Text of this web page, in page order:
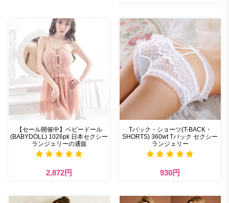
【セール開催中】ベビードール
(BABYDOLL) 1026pk 日本セクシー
ランジェリーの通販
2,872円
Tバック・ショーツ(T-BACK・
SHORTS) 360wt Tバック セクシー
ランジェリー
930円